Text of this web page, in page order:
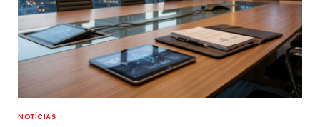
NOTÍCIAS